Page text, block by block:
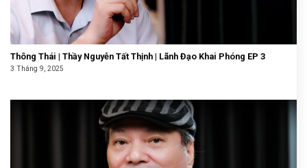
Thông Thái | Thầy Nguyễn Tất Thịnh | Lãnh Đạo Khai Phóng EP 3
3 Tháng 9, 2025